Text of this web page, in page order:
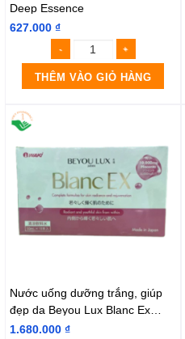
Deep Essence
627.000 ₫
THÊM VÀO GIỎ HÀNG
Nước uống dưỡng trắng, giúp
đẹp da Beyou Lux Blanc Ex
(hộp 10 chai)
1.680.000 ₫